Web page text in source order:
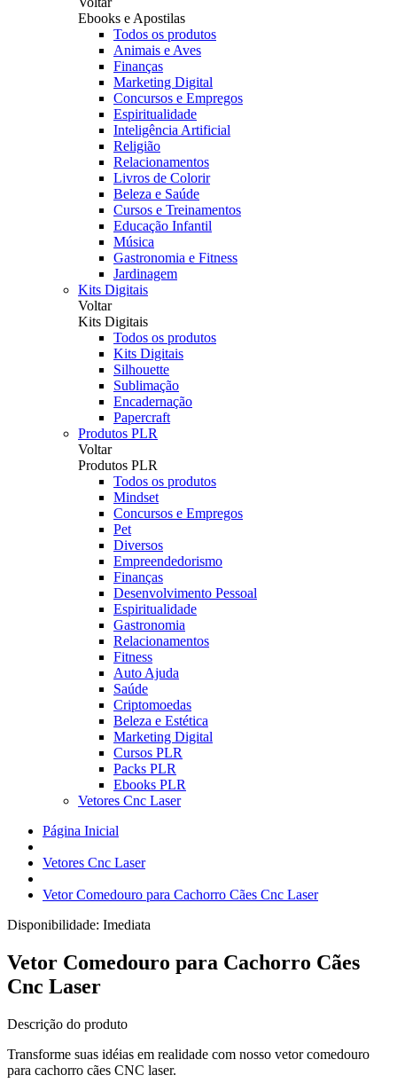
Ebooks e Apostilas
Todos os produtos
Animais e Aves
Finanças
Marketing Digital
Concursos e Empregos
Espiritualidade
Inteligência Artificial
Religião
Relacionamentos
Livros de Colorir
Beleza e Saúde
Cursos e Treinamentos
Educação Infantil
Música
Gastronomia e Fitness
Jardinagem
Kits Digitais
Voltar
Kits Digitais
Todos os produtos
Kits Digitais
Silhouette
Sublimação
Encadernação
Papercraft
Produtos PLR
Voltar
Produtos PLR
Todos os produtos
Mindset
Concursos e Empregos
Pet
Diversos
Empreendedorismo
Finanças
Desenvolvimento Pessoal
Espiritualidade
Gastronomia
Relacionamentos
Fitness
Auto Ajuda
Saúde
Criptomoedas
Beleza e Estética
Marketing Digital
Cursos PLR
Packs PLR
Ebooks PLR
Vetores Cnc Laser
Página Inicial
Vetores Cnc Laser
Vetor Comedouro para Cachorro Cães Cnc Laser
Disponibilidade: Imediata
Vetor Comedouro para Cachorro Cães
Cnc Laser
Descrição do produto
Transforme suas idéias em realidade com nosso vetor comedouro
para cachorro cães CNC laser.